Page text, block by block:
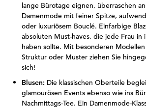
lange Bürotage eignen, überraschen
Damenmode mit feiner Spitze,
oder luxuriösem Bouclé. Einfarbige
absoluten Must-haves, die jede Frau in
haben sollte. Mit besonderen
Struktur oder Muster ziehen Sie
sich!
Blusen: Die klassischen Oberteile
glamourösen Events ebenso wie ins
Nachmittags-Tee. Ein Damenmode-